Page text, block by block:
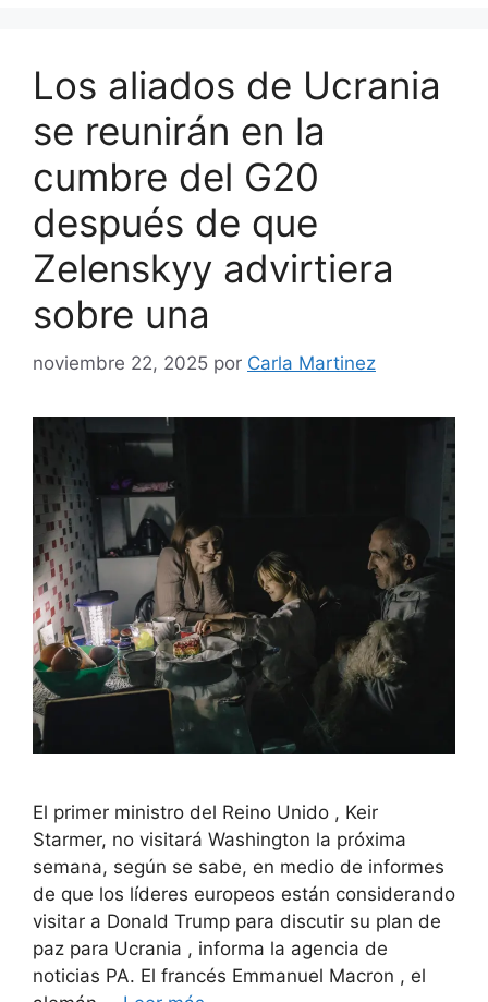
Los aliados de Ucrania
se reunirán en la
cumbre del G20
después de que
Zelenskyy advirtiera
sobre una
noviembre 22, 2025 por Carla Martinez
El primer ministro del Reino Unido , Keir
Starmer, no visitará Washington la próxima
semana, según se sabe, en medio de informes
de que los líderes europeos están considerando
visitar a Donald Trump para discutir su plan de
paz para Ucrania , informa la agencia de
noticias PA. El francés Emmanuel Macron , el